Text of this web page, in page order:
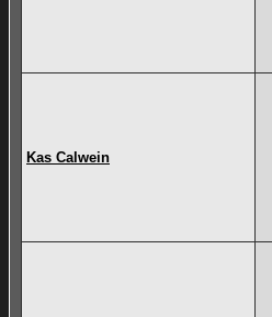
Kas Calwein